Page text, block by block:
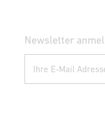
Newsletter
Ihre E-Mail